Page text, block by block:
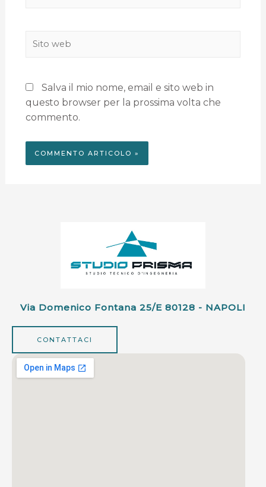
Salva il mio nome, email e sito web in
questo browser per la prossima volta che
commento.
Via Domenico Fontana 25/e 80128 - NAPOLI
CONTATTACI